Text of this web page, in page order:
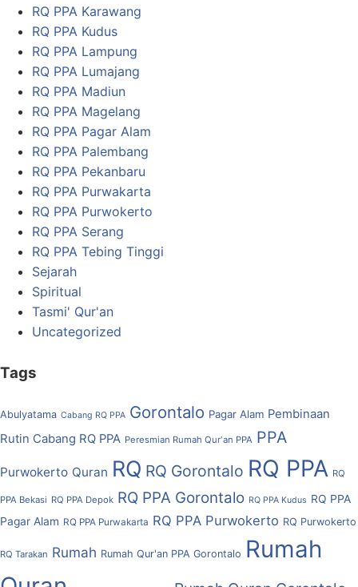
RQ PPA Karawang
RQ PPA Kudus
RQ PPA Lampung
RQ PPA Lumajang
RQ PPA Madiun
RQ PPA Magelang
RQ PPA Pagar Alam
RQ PPA Palembang
RQ PPA Pekanbaru
RQ PPA Purwakarta
RQ PPA Purwokerto
RQ PPA Serang
RQ PPA Tebing Tinggi
Sejarah
Spiritual
Tasmi' Qur'an
Uncategorized
Tags
Abulyatama Cabang RQ PPA Gorontalo Pagar Alam Pembinaan
Rutin Cabang RQ PPA Peresmian Rumah Qur'an PPA PPA
Purwokerto Quran RQ RQ Gorontalo RQ PPA RQ
PPA Bekasi RQ PPA Depok RQ PPA Gorontalo RQ PPA Kudus RQ PPA
Pagar Alam RQ PPA Purwakarta RQ PPA Purwokerto RQ Purwokerto
RQ Tarakan Rumah Rumah Qur'an PPA Gorontalo Rumah